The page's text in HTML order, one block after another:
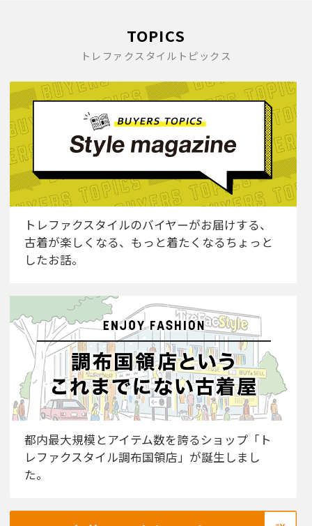
TOPICS
トレファクスタイルトピックス
トレファクスタイルのバイヤーがお届けする、
古着が楽しくなる、もっと着たくなるちょっと
したお話。
都内最大規模とアイテム数を誇るショップ「ト
レファクスタイル調布国領店」が誕生しまし
た。